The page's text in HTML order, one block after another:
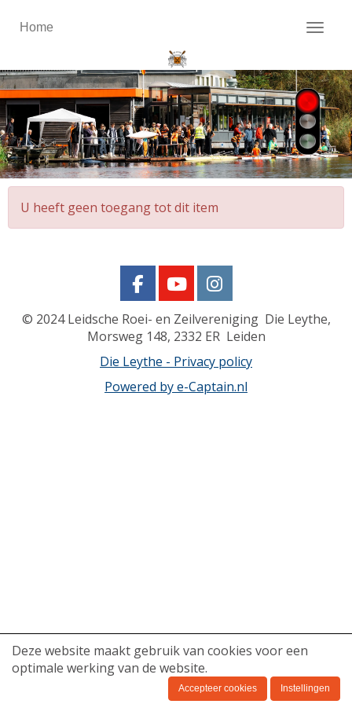
Home
U heeft geen toegang tot dit item
© 2024Leidsche Roei- en Zeilvereniging Die Leythe,
Morsweg 148, 2332 ER Leiden
Die Leythe - Privacy policy
Deze website maakt gebruik van cookies voor een
optimale werking van de website.
Accepteer cookies Instellingen
Powered by e-Captain.nl